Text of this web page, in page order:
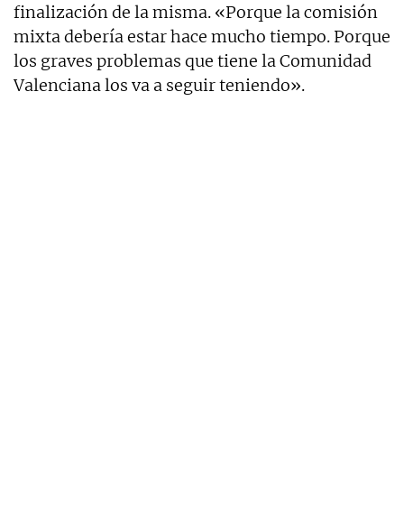
finalización de la misma. «Porque la comisión
mixta debería estar hace mucho tiempo. Porque
los graves problemas que tiene la Comunidad
Valenciana los va a seguir teniendo».